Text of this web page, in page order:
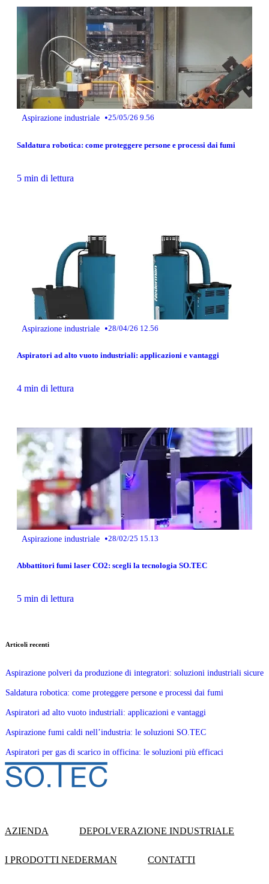
Aspirazione industriale •25/05/26 9.56
Saldatura robotica: come proteggere persone e processi dai fumi
5 min di lettura
Aspirazione industriale •28/04/26 12.56
Aspiratori ad alto vuoto industriali: applicazioni e vantaggi
4 min di lettura
Aspirazione industriale •28/02/25 15.13
Abbattitori fumi laser CO2: scegli la tecnologia SO.TEC
5 min di lettura
Articoli recenti
Aspirazione polveri da produzione di integratori: soluzioni industriali sicure
Saldatura robotica: come proteggere persone e processi dai fumi
Aspiratori ad alto vuoto industriali: applicazioni e vantaggi
Aspirazione fumi caldi nell’industria: le soluzioni SO.TEC
Aspiratori per gas di scarico in officina: le soluzioni più efficaci
AZIENDA DEPOLVERAZIONE INDUSTRIALE
I PRODOTTI NEDERMAN CONTATTI